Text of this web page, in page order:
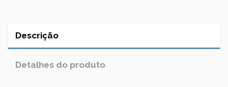
Descrição
Detalhes do produto